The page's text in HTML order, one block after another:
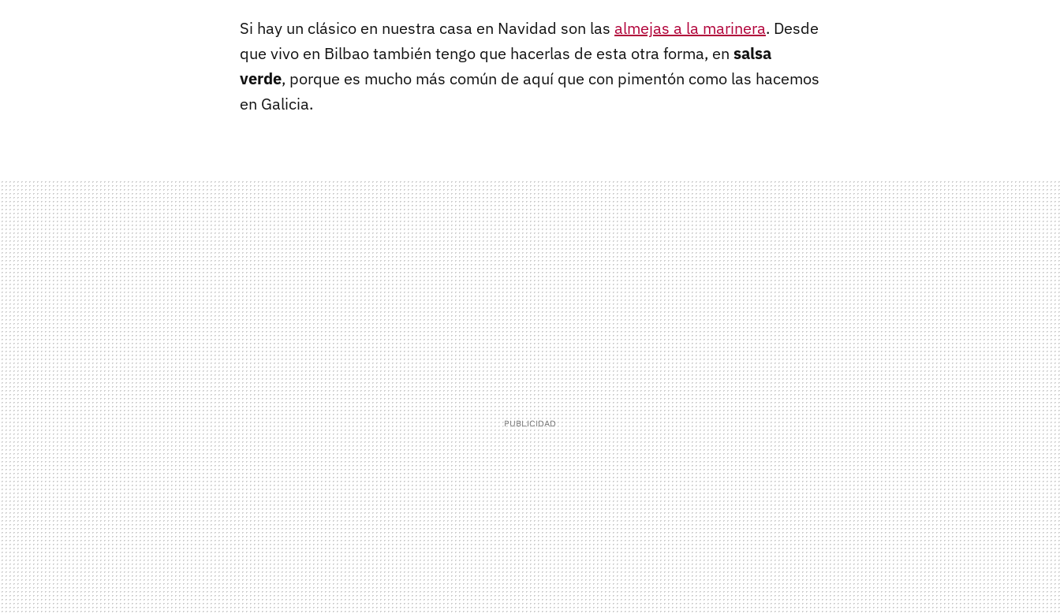
Si hay un clásico en nuestra casa en Navidad son las almejas a la marinera. Desde
que vivo en Bilbao también tengo que hacerlas de esta otra forma, en salsa
verde, porque es mucho más común de aquí que con pimentón como las hacemos
en Galicia.